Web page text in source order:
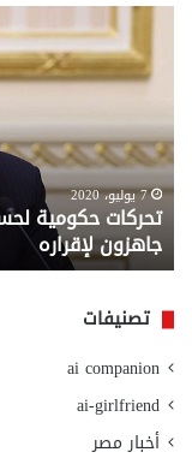
تحركات
حكومية
لحسم
قانون
القديم..والبرلمان:
جاهزون
لإقراره
7 يوليو، 2020
تحركات حكومية
جاهزون لإقراره
تصنيفات
ai companion
ai-girlfriend
أخبار مصر